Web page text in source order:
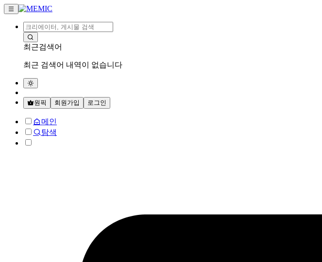
최근검색어
최근 검색어 내역이 없습니다
원픽 회원가입 로그인
메인
탐색